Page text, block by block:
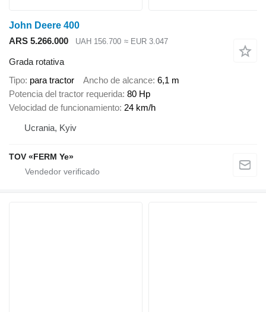
John Deere 400
ARS 5.266.000
UAH 156.700 ≈ EUR 3.047
Grada rotativa
Tipo para tractor Ancho de alcance 6,1 m
Potencia del tractor requerida 80 Hp
Velocidad de funcionamiento 24 km/h
Ucrania, Kyiv
TOV «FERM Ye»